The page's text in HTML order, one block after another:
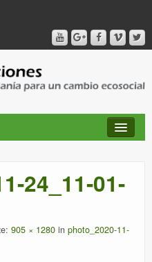
TRANSICIONES
24_11-01-
905 × 1280 in photo_2020-11-